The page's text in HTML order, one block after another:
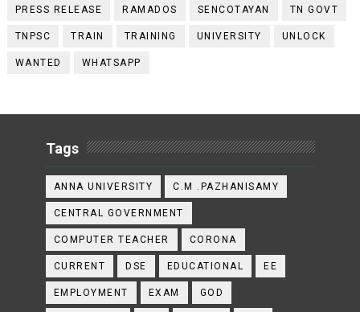
PRESS RELEASE RAMADOS SENCOTAYAN TN GOVT
TNPSC TRAIN TRAINING UNIVERSITY UNLOCK
WANTED WHATSAPP
Tags
ANNA UNIVERSITY C.M .PAZHANISAMY
CENTRAL GOVERNMENT
COMPUTER TEACHER CORONA
CURRENT DSE EDUCATIONAL EE
EMPLOYMENT EXAM GOD